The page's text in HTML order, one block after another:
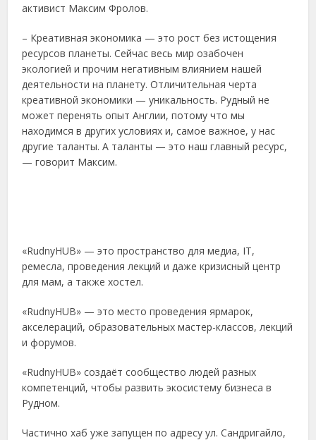
активист Максим Фролов.
– Креативная экономика — это рост без истощения
ресурсов планеты. Сейчас весь мир озабочен
экологией и прочим негативным влиянием нашей
деятельности на планету. Отличительная черта
креативной экономики — уникальность. Рудный не
может перенять опыт Англии, потому что мы
находимся в других условиях и, самое важное, у нас
другие таланты. А таланты — это наш главный ресурс,
— говорит Максим.
«RudnyHUB» — это пространство для медиа, IT,
ремесла, проведения лекций и даже кризисный центр
для мам, а также хостел.
«RudnyHUB» — это место проведения ярмарок,
акселераций, образовательных мастер-классов, лекций
и форумов.
«RudnyHUB» создаёт сообщество людей разных
компетенций, чтобы развить экосистему бизнеса в
Рудном.
Частично хаб уже запущен по адресу ул. Сандригайло,